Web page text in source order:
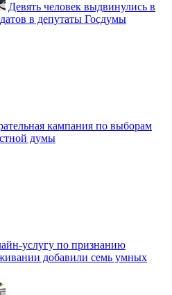
Девять человек выдвинулись в
в депутаты Госдумы
кампания по выборам
думы
услугу по признанию
добавили семь умных